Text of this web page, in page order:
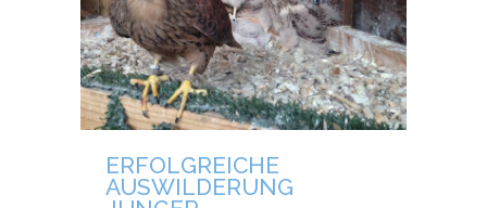
ERFOLGREICHE
AUSWILDERUNG